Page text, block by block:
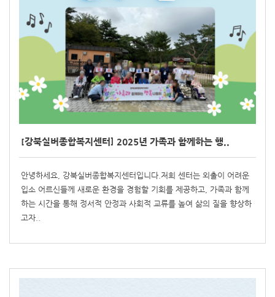
[강북실버종합복지센터] 2025년 가족과 함께하는 행..
안녕하세요, 강북실버종합복지센터입니다.저희 센터는 외출이 어려운
입소 어르신들께 새로운 환경을 경험할 기회를 제공하고, 가족과 함께
하는 시간을 통해 정서적 안정과 사회적 교류를 높여 삶의 질을 향상하
고자..